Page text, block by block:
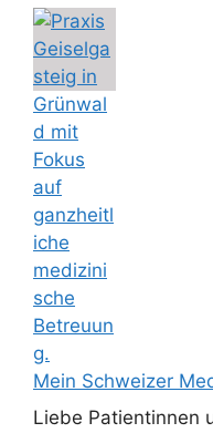
Mein Schweizer
Liebe Patientinnen